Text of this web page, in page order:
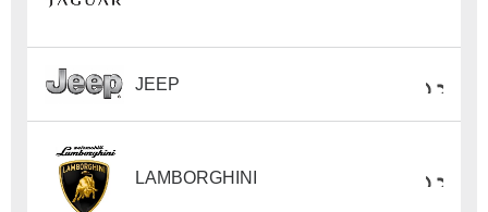
JEEP
LAMBORGHINI